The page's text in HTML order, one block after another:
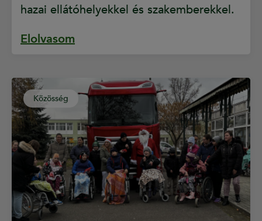
hazai ellátóhelyekkel és szakemberekkel.
Elolvasom
Közösség